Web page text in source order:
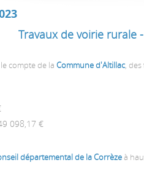
Travaux de voirie rurale
compte de la Commune d'Altillac,
098,17 €
départemental de la Corrèzeà